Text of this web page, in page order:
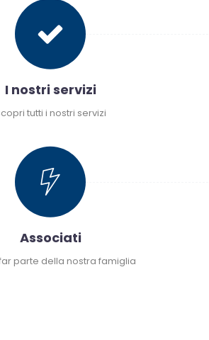
I nostri servizi
tutti i nostri servizi
sui servizi di maggior interesse
Associati
parte della nostra famiglia